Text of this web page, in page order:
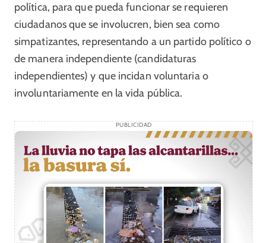
política, para que pueda funcionar se requieren
ciudadanos que se involucren, bien sea como
simpatizantes, representando a un partido político o
de manera independiente (candidaturas
independientes) y que incidan voluntaria o
involuntariamente en la vida pública.
PUBLICIDAD